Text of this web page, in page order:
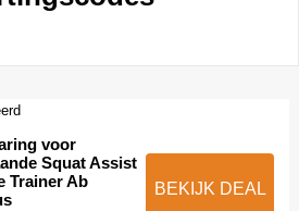
voor
Squat Assist
Trainer Ab
BEKIJK DEAL